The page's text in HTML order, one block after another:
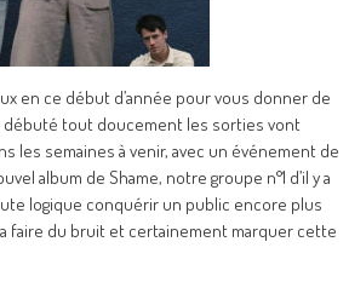
en ce début d’année pour vous donner de
débuté tout doucement les sorties vont
les semaines à venir, avec un événement de
album de Shame, notre groupe n°1 d’il y a
logique conquérir un public encore plus
faire du bruit et certainement marquer cette